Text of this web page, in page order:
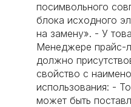
посимвольного
блока исходного
на замену». - У
Менеджере прайс-
должно
свойство с
использования: -
может быть